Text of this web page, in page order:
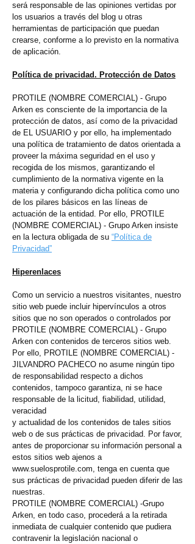
será responsable de las opiniones vertidas por
los usuarios a través del blog u otras
herramientas de participación que puedan
crearse, conforme a lo previsto en la normativa
de aplicación.
Política de privacidad. Protección de Datos
PROTILE (NOMBRE COMERCIAL) - Grupo
Arken es consciente de la importancia de la
protección de datos, así como de la privacidad
de EL USUARIO y por ello, ha implementado
una política de tratamiento de datos orientada a
proveer la máxima seguridad en el uso y
recogida de los mismos, garantizando el
cumplimiento de la normativa vigente en la
materia y configurando dicha política como uno
de los pilares básicos en las líneas de
actuación de la entidad. Por ello, PROTILE
(NOMBRE COMERCIAL) - Grupo Arken insiste
en la lectura obligada de su “Política de
Privacidad”
Hiperenlaces
Como un servicio a nuestros visitantes, nuestro
sitio web puede incluir hipervínculos a otros
sitios que no son operados o controlados por
PROTILE (NOMBRE COMERCIAL) - Grupo
Arken con contenidos de terceros sitios web.
Por ello, PROTILE (NOMBRE COMERCIAL) -
JILVANDRO PACHECO no asume ningún tipo
de responsabilidad respecto a dichos
contenidos, tampoco garantiza, ni se hace
responsable de la licitud, fiabilidad, utilidad,
veracidad
y actualidad de los contenidos de tales sitios
web o de sus prácticas de privacidad. Por favor,
antes de proporcionar su información personal a
estos sitios web ajenos a
www.suelosprotile.com, tenga en cuenta que
sus prácticas de privacidad pueden diferir de las
nuestras.
PROTILE (NOMBRE COMERCIAL) -Grupo
Arken, en todo caso, procederá a la retirada
inmediata de cualquier contenido que pudiera
contravenir la legislación nacional o